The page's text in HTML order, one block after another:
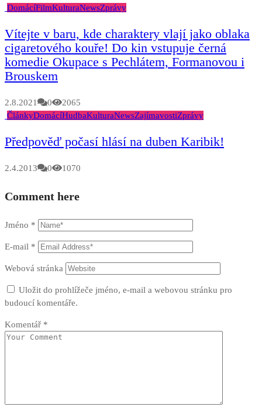
DomácíFilmKulturaNewsZprávy
Vítejte v baru, kde charaktery vlají jako oblaka
cigaretového kouře! Do kin vstupuje černá
komedie Okupace s Pechlátem, Formanovou i
Brouskem
2.8.2021 0
2065
ČlánkyDomácíHudbaKulturaNewsZajímavostiZprávy
Předpověď počasí hlásí na duben Karibik!
2.4.2013 0 1070
Comment here
Jméno *
E-mail *
Webová stránka
Uložit do prohlížeče jméno, e-mail a webovou stránku pro
budoucí komentáře.
Komentář *